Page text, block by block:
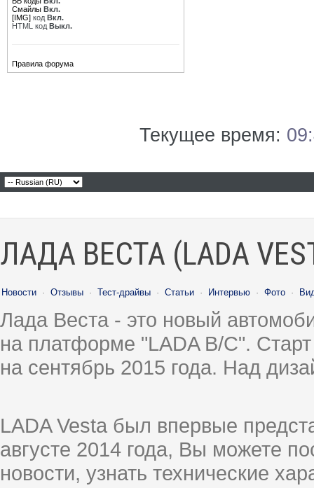
Смайлы Вкл.
[IMG] код Вкл.
HTML код Выкл.
Правила форума
Текущее время:
ЛАДА ВЕСТА (LADA
Новости · Отзывы · Тест-драйвы · Статьи · Интервью · Фото ·
Лада Веста - это новый
на платформе "LADA B/C".
на сентябрь 2015 года. Над
LADA Vesta был впервые
августе 2014 года, Вы можете
новости, узнать технические